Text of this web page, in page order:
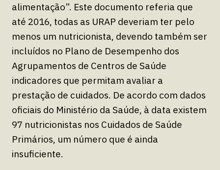
alimentação”. Este documento referia que
até 2016, todas as URAP deveriam ter pelo
menos um nutricionista, devendo também ser
incluídos no Plano de Desempenho dos
Agrupamentos de Centros de Saúde
indicadores que permitam avaliar a
prestação de cuidados. De acordo com dados
oficiais do Ministério da Saúde, à data existem
97 nutricionistas nos Cuidados de Saúde
Primários, um número que é ainda
insuficiente.